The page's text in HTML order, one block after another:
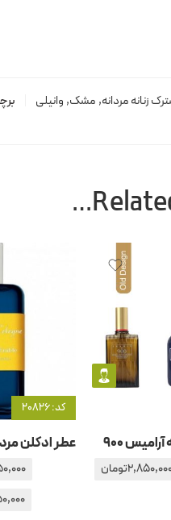
زنانه مردانه, مشک, وانیلی
900
تومان
کد: 20826